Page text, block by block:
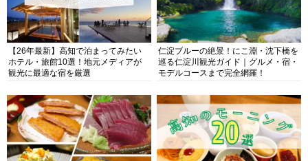
【26年最新】高知で泊まってみたい
ホテル・旅館10選！地元メディアが
観光に最適な宿を厳選
仁淀ブルーの絶景！にこ淵・沈下橋を
巡る仁淀川観光ガイド｜グルメ・宿・
モデルコースまで完全網羅！